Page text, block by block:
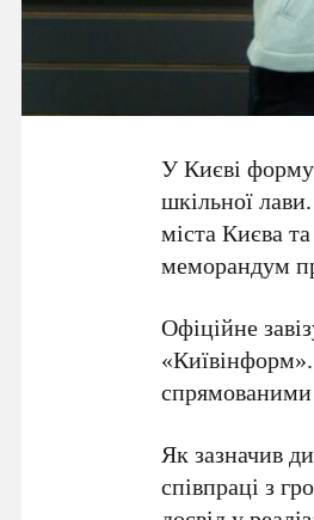
У Києві
шкільної
міста Києва
меморандум
Офіційне
«Київінформ»
спрямованими
Як зазначив
співпраці з